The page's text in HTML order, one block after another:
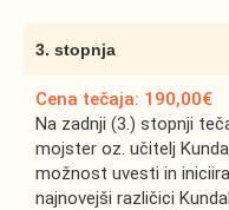
3. stopnja
Cena tečaja: 190,00€
Na zadnji (3.) stopnji
mojster oz. učitelj
možnost uvesti in
najnovejši različici